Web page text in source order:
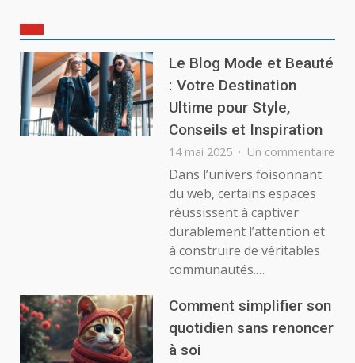
Le Blog Mode et Beauté
: Votre Destination
Ultime pour Style,
Conseils et Inspiration
14 mai 2025 Un commentaire
Dans l’univers foisonnant
du web, certains espaces
réussissent à captiver
durablement l’attention et
à construire de véritables
communautés.…
Comment simplifier son
quotidien sans renoncer
à soi